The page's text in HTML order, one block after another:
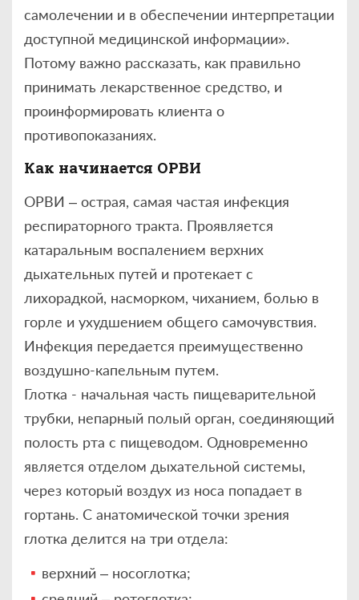
самолечении и в обеспечении интерпретации
доступной медицинской информации».
Потому важно рассказать, как правильно
принимать лекарственное средство, и
проинформировать клиента о
противопоказаниях.
Как начинается ОРВИ
ОРВИ – острая, самая частая инфекция
респираторного тракта. Проявляется
катаральным воспалением верхних
дыхательных путей и протекает с
лихорадкой, насморком, чиханием, болью в
горле и ухудшением общего самочувствия.
Инфекция передается преимущественно
воздушно-капельным путем.
Глотка - начальная часть пищеварительной
трубки, непарный полый орган, соединяющий
полость рта с пищеводом. Одновременно
является отделом дыхательной системы,
через который воздух из носа попадает в
гортань. С анатомической точки зрения
глотка делится на три отдела:
верхний – носоглотка;